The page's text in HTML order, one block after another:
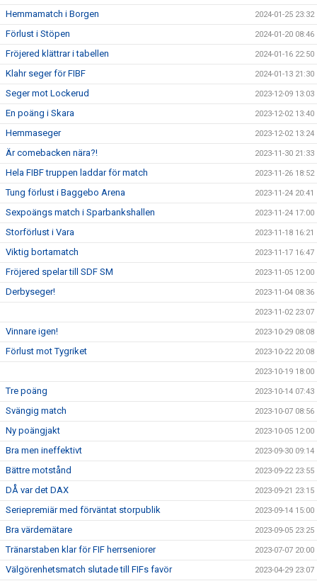
Hemmamatch i Borgen 2024-01-25 23:32
Förlust i Stöpen 2024-01-20 08:46
Fröjered klättrar i tabellen 2024-01-16 22:50
Klahr seger för FIBF 2024-01-13 21:30
Seger mot Lockerud 2023-12-09 13:03
En poäng i Skara 2023-12-02 13:40
Hemmaseger 2023-12-02 13:24
Är comebacken nära?! 2023-11-30 21:33
Hela FIBF truppen laddar för match 2023-11-26 18:52
Tung förlust i Baggebo Arena 2023-11-24 20:41
Sexpoängs match i Sparbankshallen 2023-11-24 17:00
Storförlust i Vara 2023-11-18 16:21
Viktig bortamatch 2023-11-17 16:47
Fröjered spelar till SDF SM 2023-11-05 12:00
Derbyseger! 2023-11-04 08:36
2023-11-02 23:07
Vinnare igen! 2023-10-29 08:08
Förlust mot Tygriket 2023-10-22 20:08
2023-10-19 18:00
Tre poäng 2023-10-14 07:43
Svängig match 2023-10-07 08:56
Ny poängjakt 2023-10-05 12:00
Bra men ineffektivt 2023-09-30 09:14
Bättre motstånd 2023-09-22 23:55
DÅ var det DAX 2023-09-21 23:15
Seriepremiär med förväntat storpublik 2023-09-14 15:00
Bra värdemätare 2023-09-05 23:25
Tränarstaben klar för FIF herrseniorer 2023-07-07 20:00
Välgörenhetsmatch slutade till FIFs favör 2023-04-29 23:07